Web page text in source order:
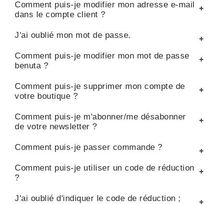
Comment puis-je modifier mon adresse e-mail
dans le compte client ?
J'ai oublié mon mot de passe.
Comment puis-je modifier mon mot de passe
benuta ?
Comment puis-je supprimer mon compte de
votre boutique ?
Comment puis-je m'abonner/me désabonner
de votre newsletter ?
Comment puis-je passer commande ?
Comment puis-je utiliser un code de réduction
?
J'ai oublié d'indiquer le code de réduction ;